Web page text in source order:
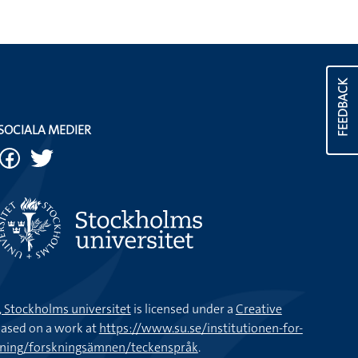
FEEDBACK
MEDIER
universitetis licensed under aCreative
on a work athttps://www.su.se/institutionen-for-
forskningsämnen/teckenspråk.